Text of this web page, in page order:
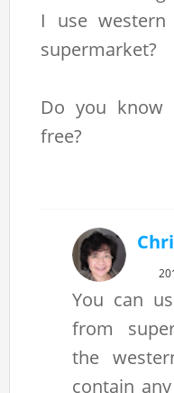
I use
supermarket?
Do you know
free?
You can
from
the
contain